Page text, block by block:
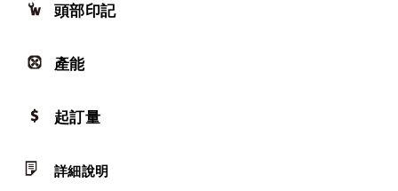
頭部印記
產能
起訂量
詳細說明